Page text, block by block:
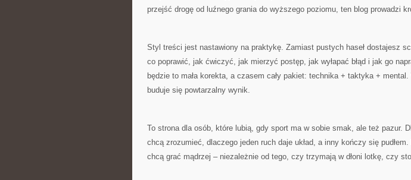
przejść drogę od luźnego grania do wyższego poziomu, ten blog prowadzi
Styl treści jest nastawiony na praktykę. Zamiast pustych haseł dostajesz
co poprawić, jak ćwiczyć, jak mierzyć postęp, jak wyłapać błąd i jak go
będzie to mała korekta, a czasem cały pakiet: technika + taktyka + mental.
buduje się powtarzalny wynik.
To strona dla osób, które lubią, gdy sport ma w sobie smak, ale też pazur.
chcą zrozumieć, dlaczego jeden ruch daje układ, a inny kończy się
chcą grać mądrzej – niezależnie od tego, czy trzymają w dłoni lotkę, czy